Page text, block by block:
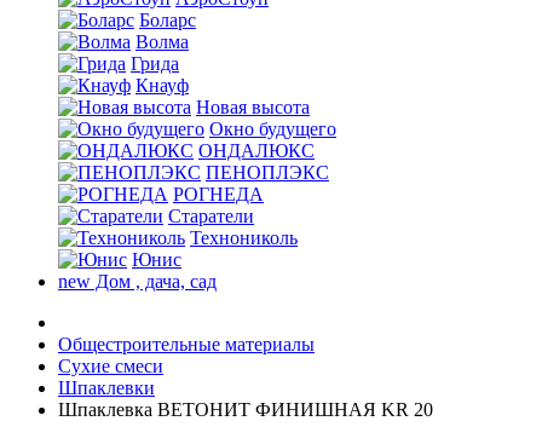
Боларс
Волма
Грида
Кнауф
Новая высота
Окно будущего
ОНДАЛЮКС
ПЕНОПЛЭКС
РОГНЕДА
Старатели
Технониколь
Юнис
new Дом , дача, сад
Общестроительные материалы
Сухие смеси
Шпаклевки
Шпаклевка ВЕТОНИТ ФИНИШНАЯ KR 20